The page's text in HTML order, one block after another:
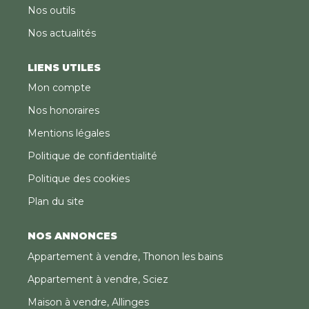
Nos outils
Nos actualités
LIENS UTILES
Mon compte
Nos honoraires
Mentions légales
Politique de confidentialité
Politique des cookies
Plan du site
NOS ANNONCES
Appartement à vendre, Thonon les bains
Appartement à vendre, Sciez
Maison à vendre, Allinges